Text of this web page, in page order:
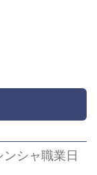
シャ職業日